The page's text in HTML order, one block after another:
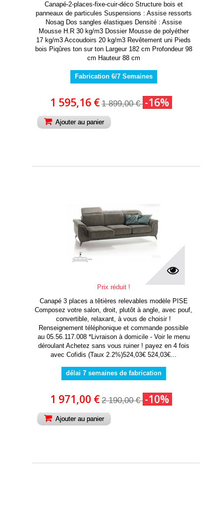
Canapé-2-places-fixe-cuir-déco Structure bois et
panneaux de particules Suspensions : Assise ressorts
Nosag Dos sangles élastiques Densité : Assise
Mousse H.R 30 kg/m3 Dossier Mousse de polyéther
17 kg/m3 Accoudoirs 20 kg/m3 Revêtement uni Pieds
bois Piqûres ton sur ton Largeur 182 cm Profondeur 98
cm Hauteur 88 cm
Fabrication 6/7 Semaines
1 595,16 € 1 899,00 € -16%
Ajouter au panier
Prix réduit !
Canapé 3 places a têtières relevables modèle PISE
Composez votre salon, droit, plutôt à angle, avec pouf,
convertible, relaxant, à vous de choisir !
Renseignement téléphonique et commande possible
au 05.56.117.008 *Livraison à domicile - Voir le menu
déroulant Achetez sans vous ruiner ! payez en 4 fois
avec Cofidis (Taux 2.2%)524,03€ 524,03€...
délai 7 semaines de fabrication
1 971,00 € 2 190,00 € -10%
Ajouter au panier